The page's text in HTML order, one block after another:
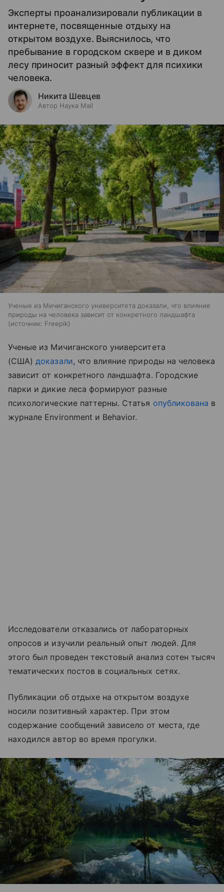
Эксперты проанализировали публикации в
интернете, посвященные отдыху на
открытом воздухе. Выяснилось, что
пребывание в городском сквере и в диком
лесу приносит разный эффект для психики
человека.
Никита Шевцев
Автор Наука Mail
Ученые из Мичиганского университета доказали, что влияние
природы на человека зависит от конкретного ландшафта
источник: Freepik
Ученые из Мичиганского университета
(США)доказали, что влияние природы на человека
зависит от конкретного ландшафта. Городские
парки и дикие леса формируют разные
психологические паттерны. Статья опубликована в
журнале Environment и Behavior.
Исследователи отказались от лабораторных
опросов и изучили реальный опыт людей. Для
этого был проведен текстовый анализ сотен тысяч
тематических постов в социальных сетях.
Публикации об отдыхе на открытом воздухе
носили позитивный характер. При этом
содержание сообщений зависело от места, где
находился автор во время прогулки.